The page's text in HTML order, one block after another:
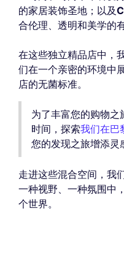
的家居装饰圣地；以及
合伦理、透明和美学的
在这些独立精品店中，
们在一个亲密的环境中
店的无菌标准。
为了丰富您的购物之
时间，探索我们在巴
您的发现之旅增添灵
走进这些混合空间，我
一种视野、一种氛围中
个世界。